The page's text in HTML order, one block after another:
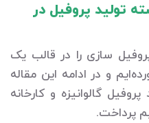
تولید پروفیل در
سازی را در قالب یک
و در ادامه این مقاله
گالوانیزه و کارخانه
پرداخت.